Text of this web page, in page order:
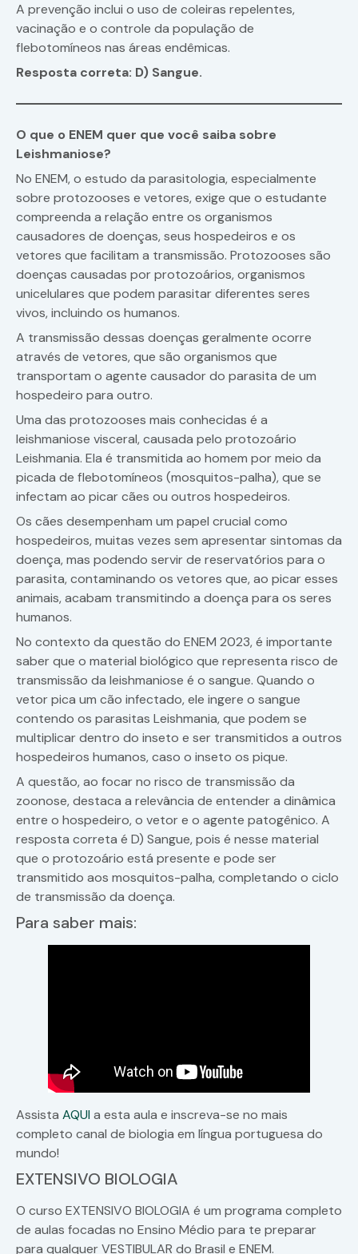
A prevenção inclui o uso de coleiras repelentes,
vacinação e o controle da população de
flebotomíneos nas áreas endêmicas.
Resposta correta: D) Sangue.
O que o ENEM quer que você saiba sobre
Leishmaniose?
No ENEM, o estudo da parasitologia, especialmente
sobre protozooses e vetores, exige que o estudante
compreenda a relação entre os organismos
causadores de doenças, seus hospedeiros e os
vetores que facilitam a transmissão. Protozooses são
doenças causadas por protozoários, organismos
unicelulares que podem parasitar diferentes seres
vivos, incluindo os humanos.
A transmissão dessas doenças geralmente ocorre
através de vetores, que são organismos que
transportam o agente causador do parasita de um
hospedeiro para outro.
Uma das protozooses mais conhecidas é a
leishmaniose visceral, causada pelo protozoário
Leishmania. Ela é transmitida ao homem por meio da
picada de flebotomíneos (mosquitos-palha), que se
infectam ao picar cães ou outros hospedeiros.
Os cães desempenham um papel crucial como
hospedeiros, muitas vezes sem apresentar sintomas da
doença, mas podendo servir de reservatórios para o
parasita, contaminando os vetores que, ao picar esses
animais, acabam transmitindo a doença para os seres
humanos.
No contexto da questão do ENEM 2023, é importante
saber que o material biológico que representa risco de
transmissão da leishmaniose é o sangue. Quando o
vetor pica um cão infectado, ele ingere o sangue
contendo os parasitas Leishmania, que podem se
multiplicar dentro do inseto e ser transmitidos a outros
hospedeiros humanos, caso o inseto os pique.
A questão, ao focar no risco de transmissão da
zoonose, destaca a relevância de entender a dinâmica
entre o hospedeiro, o vetor e o agente patogênico. A
resposta correta é D) Sangue, pois é nesse material
que o protozoário está presente e pode ser
transmitido aos mosquitos-palha, completando o ciclo
de transmissão da doença.
Para saber mais:
Assista AQUI a esta aula e inscreva-se no mais
completo canal de biologia em língua portuguesa do
mundo!
EXTENSIVO BIOLOGIA
O curso EXTENSIVO BIOLOGIA é um programa completo
de aulas focadas no Ensino Médio para te preparar
para qualquer VESTIBULAR do Brasil e ENEM.